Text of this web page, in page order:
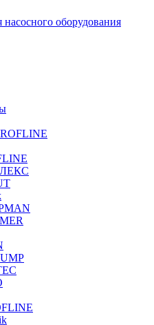
оборудования